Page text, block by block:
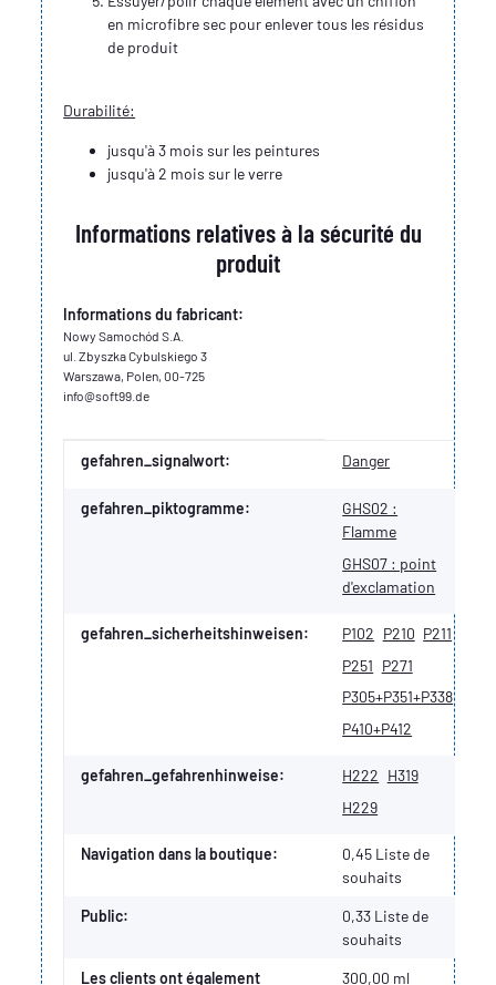
en microfibre sec pour enlever tous les résidus
de produit
Durabilité:
jusqu'à 3 mois sur les peintures
jusqu'à 2 mois sur le verre
Informations relatives à la sécurité du
produit
Informations du fabricant:
Nowy Samochód S.A.
ul. Zbyszka Cybulskiego 3
Warszawa, Polen, 00-725
info@soft99.de
Valeur
Fabricant
gefahren_signalwort: Danger
gefahren_piktogramme:
GHS02 :
Flamme
GHS07 : point
d'exclamation
gefahren_sicherheitshinweisen: P102 P210 P211
P251 P271
P305+P351+P338
P410+P412
gefahren_gefahrenhinweise: H222 H319
H229
Navigation dans la boutique:
0,45 Liste de
souhaits
Public: 0,33 Liste de
souhaits
Les clients ont également
300,00 ml